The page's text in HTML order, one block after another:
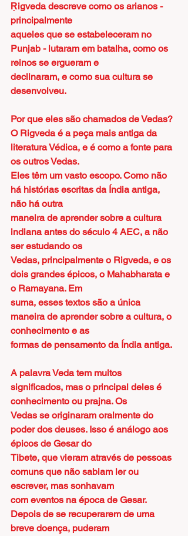
Ṛigveda descreve como os arianos -
principalmente
aqueles que se estabeleceram no
Punjab - lutaram em batalha, como os
reinos se ergueram e
declinaram, e como sua cultura se
desenvolveu.
Por que eles são chamados de Vedas?
O Rigveda é a peça mais antiga da
literatura Védica, e é como a fonte para
os outros Vedas.
Eles têm um vasto escopo. Como não
há histórias escritas da Índia antiga,
não há outra
maneira de aprender sobre a cultura
indiana antes do século 4 AEC, a não
ser estudando os
Vedas, principalmente o Rigveda, e os
dois grandes épicos, o Mahabharata e
o Ramayana. Em
suma, esses textos são a única
maneira de aprender sobre a cultura, o
conhecimento e as
formas de pensamento da Índia antiga.
A palavra Veda tem muitos
significados, mas o principal deles é
conhecimento ou prajna. Os
Vedas se originaram oralmente do
poder dos deuses. Isso é análogo aos
épicos de Gesar do
Tibete, que vieram através de pessoas
comuns que não sabiam ler ou
escrever, mas sonhavam
com eventos na época de Gesar.
Depois de se recuperarem de uma
breve doença, puderam